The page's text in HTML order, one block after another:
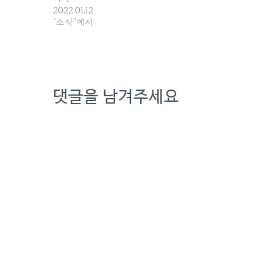
2022.01.12
"소식"에서
댓글을 남겨주세요